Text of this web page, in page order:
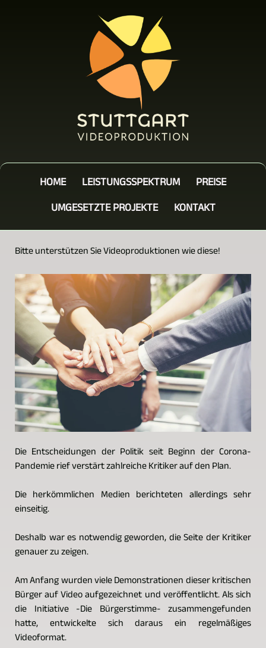
HOME LEISTUNGSSPEKTRUM
PREISE
UMGESETZTE PROJEKTE
KONTAKT
Bitte unterstützen Sie Videoproduktionen wie diese!
Die Entscheidungen der Politik seit Beginn der Corona-
Pandemie rief verstärt zahlreiche Kritiker auf den Plan.
Die herkömmlichen Medien berichteten allerdings sehr
einseitig.
Deshalb war es notwendig geworden, die Seite der Kritiker
genauer zu zeigen.
Am Anfang wurden viele Demonstrationen dieser kritischen
Bürger auf Video aufgezeichnet und veröffentlicht. Als sich
die Initiative -Die Bürgerstimme- zusammengefunden
hatte, entwickelte sich daraus ein regelmäßiges
Videoformat.